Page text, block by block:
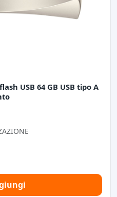
USB 64 GB USB tipo A